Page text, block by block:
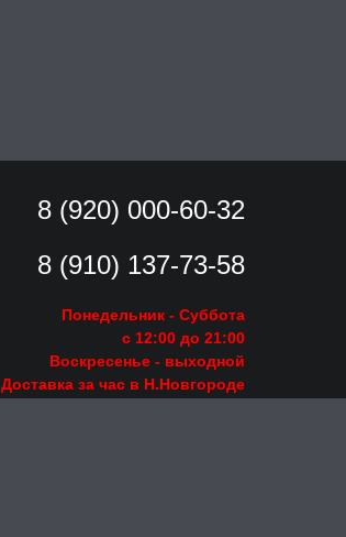
8 (920) 000-60-32
8 (910) 137-73-58
Понедельник - Суббота
с 12:00 до 21:00
Воскресенье - выходной
Доставка за час в Н.Новгороде